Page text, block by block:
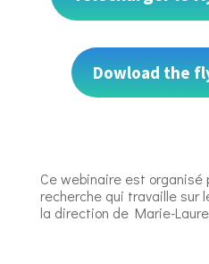
Dowload the
Ce webinaire est organisé
recherche qui travaille sur
la direction de Marie-